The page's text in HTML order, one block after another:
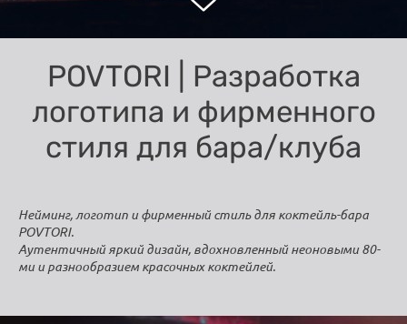
POVTORI | Разработка
логотипа и фирменного
стиля для бара/клуба
Нейминг, логотип и фирменный стиль для коктейль-бара
POVTORI.
Аутентичный яркий дизайн, вдохновленный неоновыми 80-
ми и разнообразием красочных коктейлей.